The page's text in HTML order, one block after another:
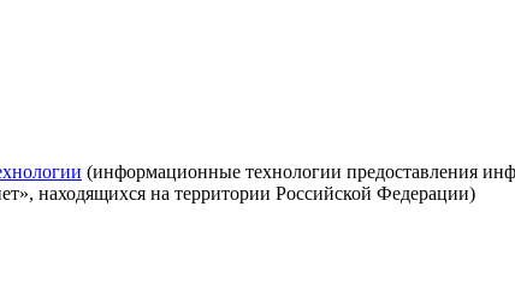
(информационные технологии предоставления
находящихся на территории Российской Федерации)